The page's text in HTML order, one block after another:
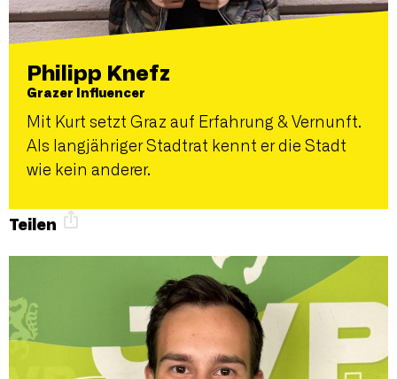
Philipp Knefz
Grazer Influencer
Mit Kurt setzt Graz auf Erfahrung & Vernunft.
Als langjähriger Stadtrat kennt er die Stadt
wie kein anderer.
Teilen